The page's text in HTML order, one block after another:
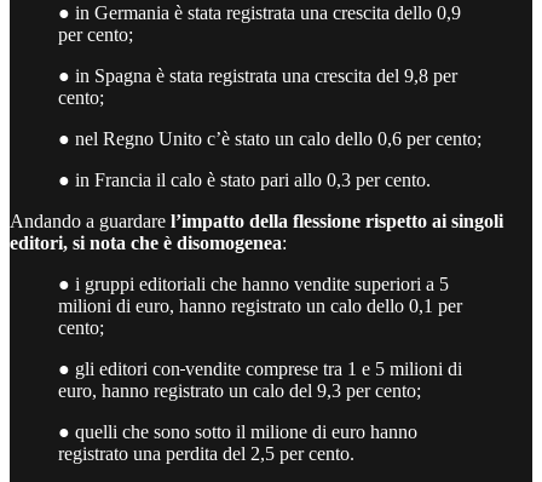
● in Germania è stata registrata una crescita dello 0,9
per cento;
● in Spagna è stata registrata una crescita del 9,8 per
cento;
● nel Regno Unito c’è stato un calo dello 0,6 per cento;
● in Francia il calo è stato pari allo 0,3 per cento.
Andando a guardare l’impatto della flessione rispetto ai singoli
editori, si nota che è disomogenea:
● i gruppi editoriali che hanno vendite superiori a 5
milioni di euro, hanno registrato un calo dello 0,1 per
cento;
● gli editori con vendite comprese tra 1 e 5 milioni di
euro, hanno registrato un calo del 9,3 per cento;
● quelli che sono sotto il milione di euro hanno
registrato una perdita del 2,5 per cento.